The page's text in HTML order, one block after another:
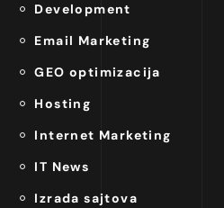
Development
Email Marketing
GEO optimizacija
Hosting
Internet Marketing
IT News
Izrada sajtova